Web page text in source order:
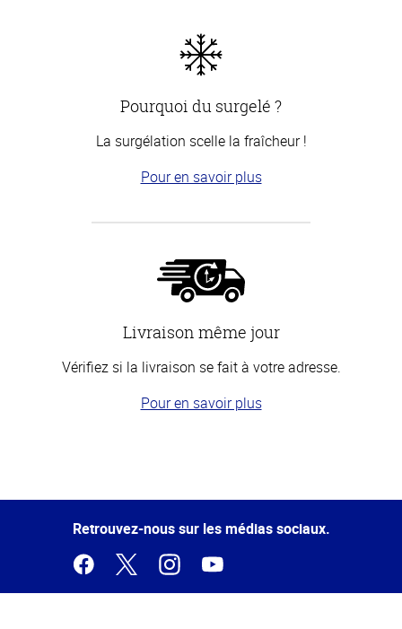
Pourquoi du surgelé ?
La surgélation scelle la fraîcheur !
Pour en savoir plus
Livraison même jour
Vérifiez si la livraison se fait à votre adresse.
Pour en savoir plus
de la
Retrouvez-nous sur les médias sociaux.